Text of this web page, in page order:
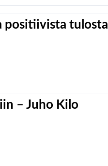
positiivista tulosta
– Juho Kilo